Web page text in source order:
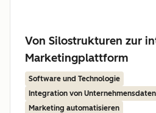
Von Silostrukturen zur
Marketingplattform
Software und Technologie
Integration von Unternehmensdaten
Marketing automatisieren